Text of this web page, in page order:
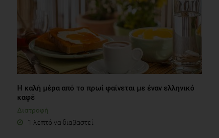
Η καλή μέρα από το πρωί φαίνεται με έναν ελληνικό
καφέ
Διατροφή
1 λεπτό να διαβαστεί